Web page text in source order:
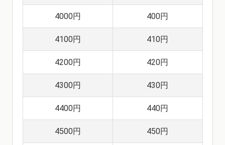
4000円 400円
4100円 410円
4200円 420円
4300円 430円
4400円 440円
4500円 450円